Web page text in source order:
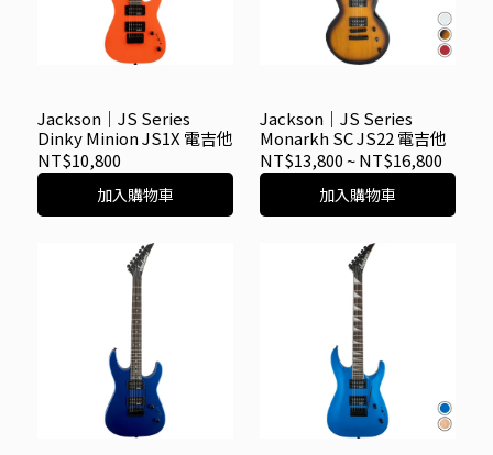
Jackson｜JS Series
Dinky Minion JS1X 電吉他
NT$10,800
加入購物車
Jackson｜JS Series
Monarkh SC JS22 電吉他
NT$13,800~NT$16,800
加入購物車